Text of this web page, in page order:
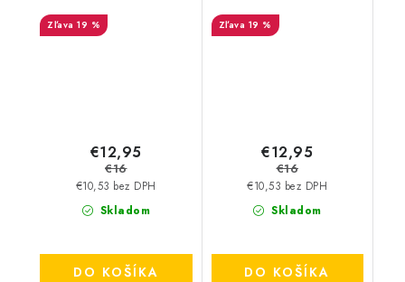
19 %
Skladom
€10,53 bez DPH
€12,95
€16
DO KOŠÍKA
19 %
Skladom
€10,53 bez DPH
€12,95
€16
DO KOŠÍKA